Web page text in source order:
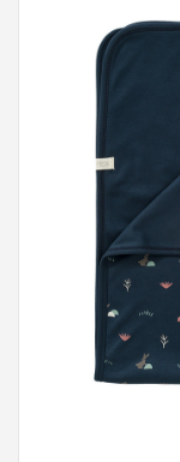
Cadeaubon
Naar school